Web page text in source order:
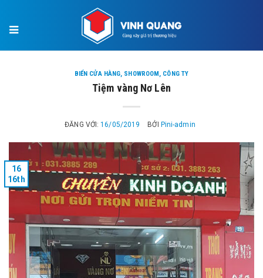
BIỂN CỬA HÀNG, SHOWROOM, CÔNG TY
Tiệm vàng Nơ Lên
ĐĂNG VỚI:16/05/2019 BỞI Pini-admin
16
16th